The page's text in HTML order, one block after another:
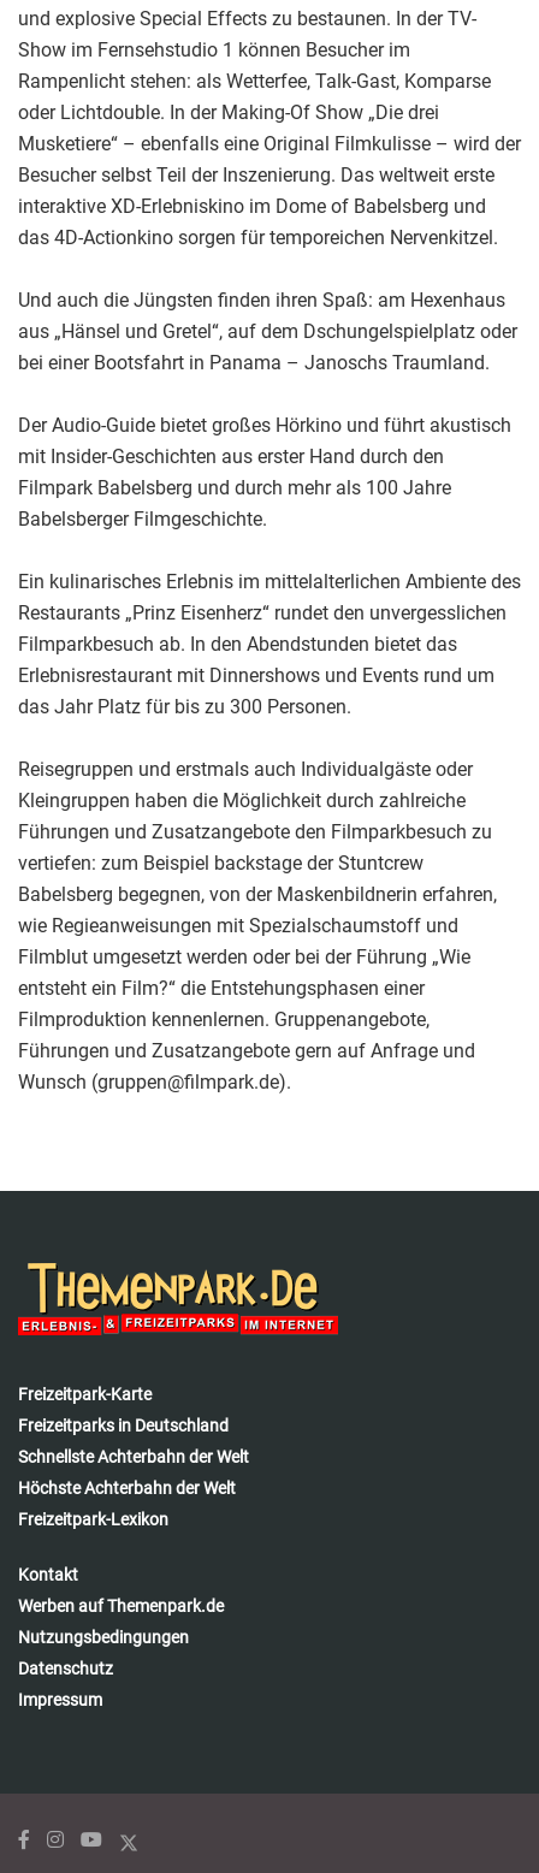
und explosive Special Effects zu bestaunen. In der TV-
Show im Fernsehstudio 1 können Besucher im
Rampenlicht stehen: als Wetterfee, Talk-Gast, Komparse
oder Lichtdouble. In der Making-Of Show „Die drei
Musketiere“ – ebenfalls eine Original Filmkulisse – wird der
Besucher selbst Teil der Inszenierung. Das weltweit erste
interaktive XD-Erlebniskino im Dome of Babelsberg und
das 4D-Actionkino sorgen für temporeichen Nervenkitzel.
Und auch die Jüngsten finden ihren Spaß: am Hexenhaus
aus „Hänsel und Gretel“, auf dem Dschungelspielplatz oder
bei einer Bootsfahrt in Panama – Janoschs Traumland.
Der Audio-Guide bietet großes Hörkino und führt akustisch
mit Insider-Geschichten aus erster Hand durch den
Filmpark Babelsberg und durch mehr als 100 Jahre
Babelsberger Filmgeschichte.
Ein kulinarisches Erlebnis im mittelalterlichen Ambiente des
Restaurants „Prinz Eisenherz“ rundet den unvergesslichen
Filmparkbesuch ab. In den Abendstunden bietet das
Erlebnisrestaurant mit Dinnershows und Events rund um
das Jahr Platz für bis zu 300 Personen.
Reisegruppen und erstmals auch Individualgäste oder
Kleingruppen haben die Möglichkeit durch zahlreiche
Führungen und Zusatzangebote den Filmparkbesuch zu
vertiefen: zum Beispiel backstage der Stuntcrew
Babelsberg begegnen, von der Maskenbildnerin erfahren,
wie Regieanweisungen mit Spezialschaumstoff und
Filmblut umgesetzt werden oder bei der Führung „Wie
entsteht ein Film?“ die Entstehungsphasen einer
Filmproduktion kennenlernen. Gruppenangebote,
Führungen und Zusatzangebote gern auf Anfrage und
Wunsch (gruppen@filmpark.de).
Freizeitpark-Karte
Freizeitparks in Deutschland
Schnellste Achterbahn der Welt
Höchste Achterbahn der Welt
Freizeitpark-Lexikon
Kontakt
Werben auf Themenpark.de
Nutzungsbedingungen
Datenschutz
Impressum